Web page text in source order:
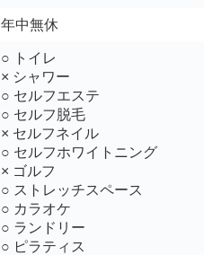
年中無休
○ トイレ
× シャワー
○ セルフエステ
○ セルフ脱毛
× セルフネイル
○ セルフホワイトニング
× ゴルフ
○ ストレッチスペース
○ カラオケ
○ ランドリー
○ ピラティス